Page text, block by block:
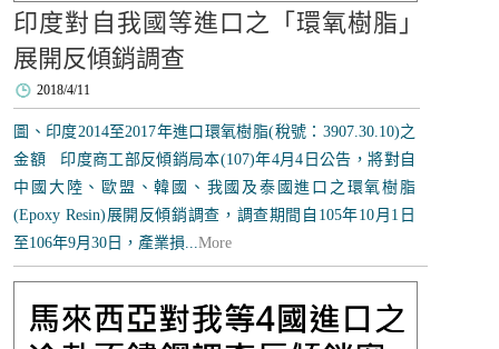
印度對自我國等進口之「環氧樹脂」
展開反傾銷調查
2018/4/11
圖、印度2014至2017年進口環氧樹脂(稅號：3907.30.10)之
金額 印度商工部反傾銷局本(107)年4月4日公告，將對自
中國大陸、歐盟、韓國、我國及泰國進口之環氧樹脂
(Epoxy Resin)展開反傾銷調查，調查期間自105年10月1日
至106年9月30日，產業損...More